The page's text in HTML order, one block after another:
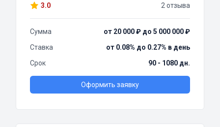
3.0 2 отзыва
Сумма
от 20 000 ₽ до 5 000 000 ₽
Ставка
от 0.08% до 0.27% в день
Срок
90 - 1080 дн.
Оформить заявку